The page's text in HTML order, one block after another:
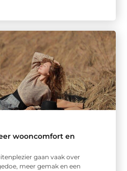
wooncomfort en
gaan vaak over
meer gemak en een